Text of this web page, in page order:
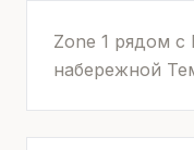
Zone 1 рядом с
набережной